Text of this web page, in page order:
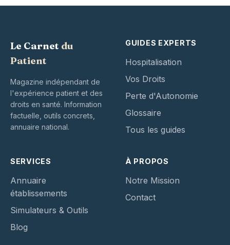
Le Carnet du
Patient
Magazine indépendant de
l'expérience patient et des
droits en santé. Information
factuelle, outils concrets,
annuaire national.
GUIDES EXPERTS
Hospitalisation
Vos Droits
Perte d'Autonomie
Glossaire
Tous les guides
SERVICES
Annuaire
établissements
Simulateurs & Outils
Blog
À PROPOS
Notre Mission
Contact